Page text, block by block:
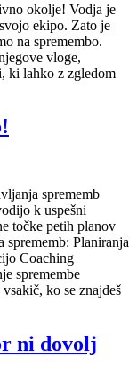
okolje! Vodja je
ekipo. Zato je
na spremembo.
vloge,
ki lahko z zgledom
sprememb
k uspešni
točke petih planov
sprememb: Planiranja
Coaching
spremembe
ko se znajdeš
ni dovolj